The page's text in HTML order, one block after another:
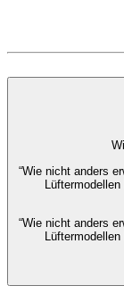
“Wie nicht anders
“Wie nicht anders